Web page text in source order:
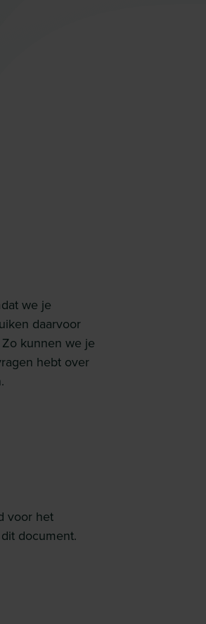
we je
daarvoor
kunnen we je
hebt over
voor het
document.